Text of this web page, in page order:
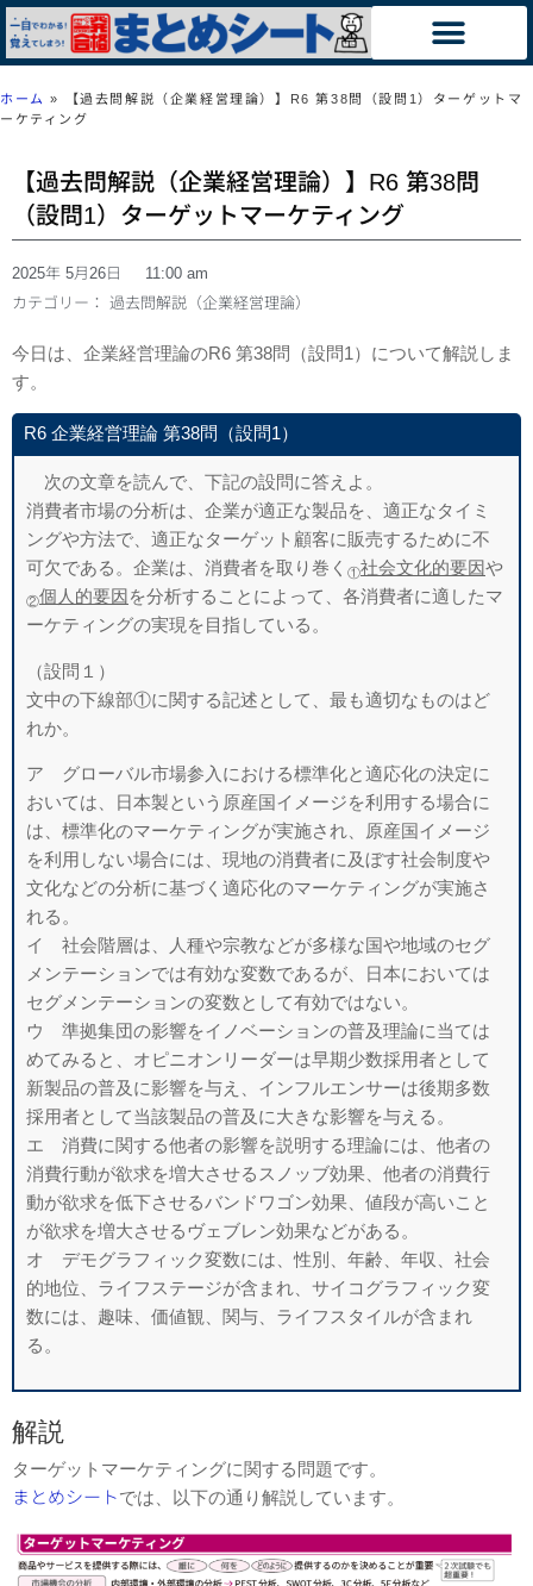
ホーム »
【過去問解説（企業経営理論）】R6 第38問（設問1）ターゲットマ
ーケティング
【過去問解説（企業経営理論）】R6 第38問
（設問1）ターゲットマーケティング
2025年 5月26日
11:00 am
カテゴリー： 過去問解説（企業経営理論）
今日は、企業経営理論のR6 第38問（設問1）について解説しま
す。
R6 企業経営理論 第38問（設問1）
次の文章を読んで、下記の設問に答えよ。
消費者市場の分析は、企業が適正な製品を、適正なタイミ
ングや方法で、適正なターゲット顧客に販売するために不
可欠である。企業は、消費者を取り巻く ①社会文化的要因や
②個人的要因 を分析することによって、各消費者に適したマ
ーケティングの実現を目指している。
（設問１）
文中の下線部①に関する記述として、最も適切なものはど
れか。
ア グローバル市場参入における標準化と適応化の決定に
おいては、日本製という原産国イメージを利用する場合に
は、標準化のマーケティングが実施され、原産国イメージ
を利用しない場合には、現地の消費者に及ぼす社会制度や
文化などの分析に基づく適応化のマーケティングが実施さ
れる。
イ 社会階層は、人種や宗教などが多様な国や地域のセグ
メンテーションでは有効な変数であるが、日本においては
セグメンテーションの変数として有効ではない。
ウ 準拠集団の影響をイノベーションの普及理論に当ては
めてみると、オピニオンリーダーは早期少数採用者として
新製品の普及に影響を与え、インフルエンサーは後期多数
採用者として当該製品の普及に大きな影響を与える。
エ 消費に関する他者の影響を説明する理論には、他者の
消費行動が欲求を増大させるスノッブ効果、他者の消費行
動が欲求を低下させるバンドワゴン効果、値段が高いこと
が欲求を増大させるヴェブレン効果などがある。
オ デモグラフィック変数には、性別、年齢、年収、社会
的地位、ライフステージが含まれ、サイコグラフィック変
数には、趣味、価値観、関与、ライフスタイルが含まれ
る。
解説
ターゲットマーケティングに関する問題です。
まとめシートでは、以下の通り解説しています。